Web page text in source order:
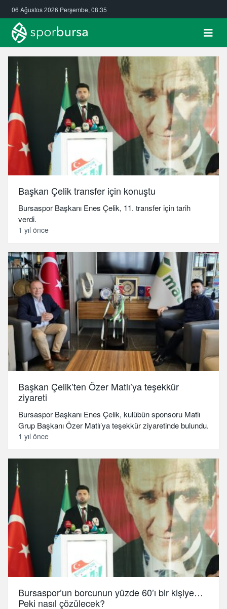
06 Ağustos 2026 Perşembe, 08:35
Başkan Çelik transfer için konuştu
Bursaspor Başkanı Enes Çelik, 11. transfer için tarih
verdi.
1 yıl önce
Başkan Çelik’ten Özer Matlı’ya teşekkür
ziyareti
Bursaspor Başkanı Enes Çelik, kulübün sponsoru Matlı
Grup Başkanı Özer Matlı’ya teşekkür ziyaretinde bulundu.
1 yıl önce
Bursaspor’un borcunun yüzde 60’ı bir kişiye…
Peki nasıl çözülecek?